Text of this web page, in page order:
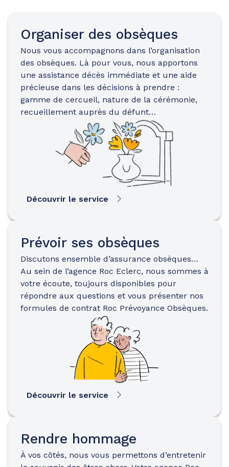
Organiser des obsèques
Nous vous accompagnons dans l’organisation
des obsèques. Là pour vous, nous apportons
une assistance décès immédiate et une aide
précieuse dans les décisions à prendre :
gamme de cercueil, nature de la cérémonie,
recueillement auprès du défunt…
Découvrir le service
Prévoir ses obsèques
Discutons ensemble d’assurance obsèques…
Au sein de l’agence Roc Eclerc, nous sommes à
votre écoute, toujours disponibles pour
répondre aux questions et vous présenter nos
formules de contrat Roc Prévoyance Obsèques.
Découvrir le service
Rendre hommage
À vos côtés, nous vous permettons d’entretenir